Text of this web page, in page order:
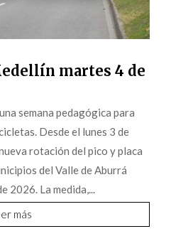
martes 4 de
semana pedagógica para
Desde el lunes 3 de
rotación del pico y placa
del Valle de Aburrá
2026. La medida,...
más